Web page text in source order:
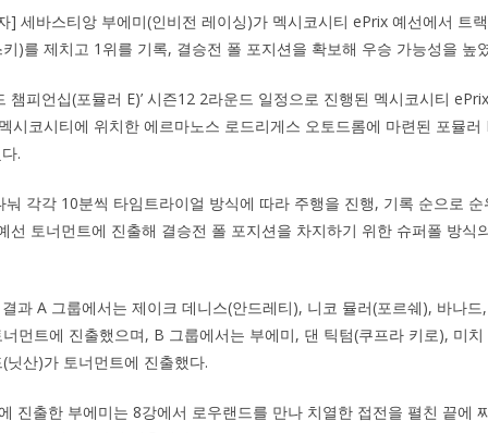
] 세바스티앙 부에미(인비전 레이싱)가 멕시코시티 ePrix 예선에서 트
)를 제치고 1위를 기록, 결승전 폴 포지션을 확보해 우승 가능성을 높
챔피언십(포뮬러 E)’ 시즌12 2라운드 일정으로 진행된 멕시코시티
시코시티에 위치한 에르마노스 로드리게스 오토드롬에 마련된 포뮬러
.
각각 10분씩 타임트라이얼 방식에 따라 주행을 진행, 기록 순으로
선 토너먼트에 진출해 결승전 폴 포지션을 차지하기 위한 슈퍼폴 방식
과 A 그룹에서는 제이크 데니스(안드레티), 니코 뮬러(포르쉐), 바나
먼트에 진출했으며, B 그룹에서는 부에미, 댄 틱텀(쿠프라 키로), 미
산)가 토너먼트에 진출했다.
진출한 부에미는 8강에서 로우랜드를 만나 치열한 접전을 펼친 끝에